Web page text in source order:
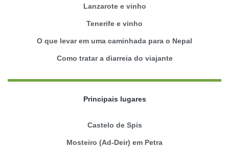
Lanzarote e vinho
Tenerife e vinho
O que levar em uma caminhada para o Nepal
Como tratar a diarreia do viajante
Principais lugares
Castelo de Spis
Mosteiro (Ad-Deir) em Petra